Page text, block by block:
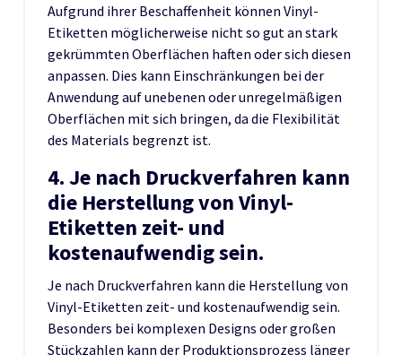
Aufgrund ihrer Beschaffenheit können Vinyl-
Etiketten möglicherweise nicht so gut an stark
gekrümmten Oberflächen haften oder sich diesen
anpassen. Dies kann Einschränkungen bei der
Anwendung auf unebenen oder unregelmäßigen
Oberflächen mit sich bringen, da die Flexibilität
des Materials begrenzt ist.
4. Je nach Druckverfahren kann
die Herstellung von Vinyl-
Etiketten zeit- und
kostenaufwendig sein.
Je nach Druckverfahren kann die Herstellung von
Vinyl-Etiketten zeit- und kostenaufwendig sein.
Besonders bei komplexen Designs oder großen
Stückzahlen kann der Produktionsprozess länger